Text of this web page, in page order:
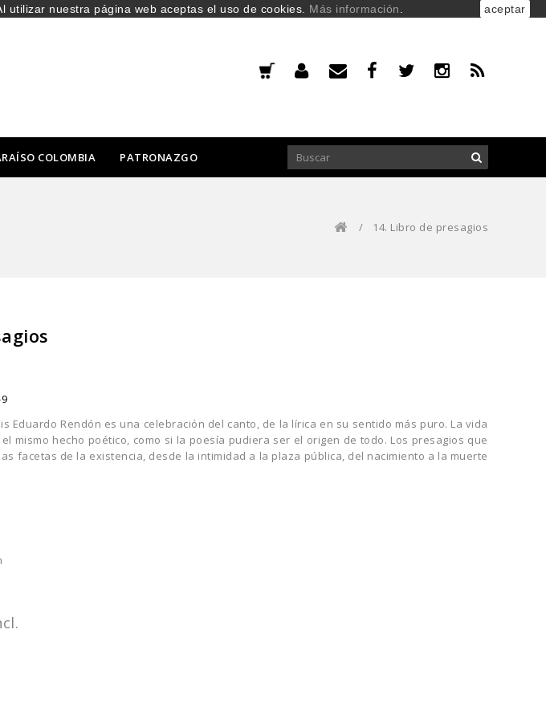
COLOMBIA PATRONAZGO
/ 14. Libro de presagios
Eduardo Rendón es una celebración del canto, de la lírica en su sentido más puro. La vida
mismo hecho poético, como si la poesía pudiera ser el origen de todo. Los presagios que
facetas de la existencia, desde la intimidad a la plaza pública, del nacimiento a la muerte
nuestra página web aceptas el uso de cookies. Más información aceptar